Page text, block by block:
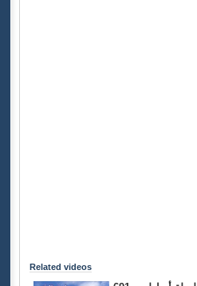
Related videos